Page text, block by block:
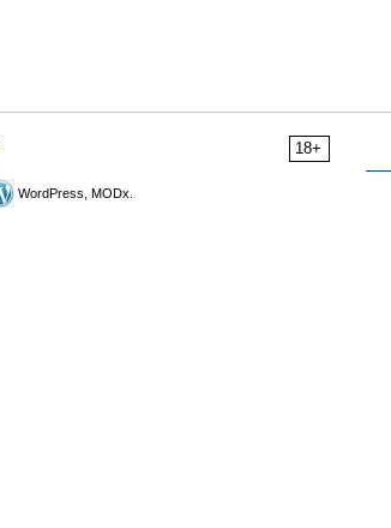
18+
WordPress, MODx.